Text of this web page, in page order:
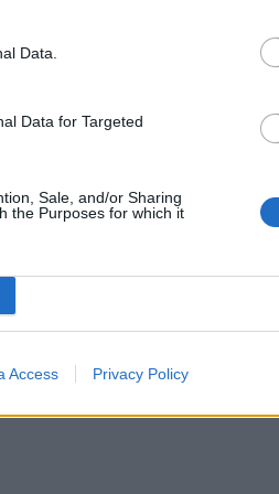
Data.
Data for Targeted
Sale, and/or Sharing
the Purposes for which it
Access Privacy Policy